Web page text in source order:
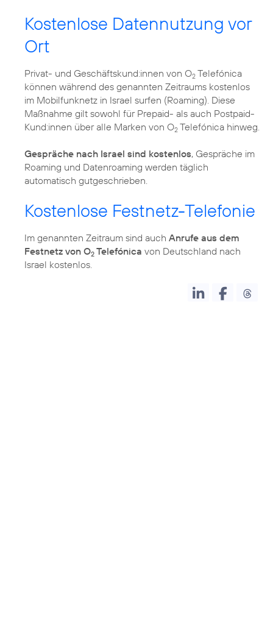
Kostenlose Datennutzung vor
Ort
Privat- und Geschäftskund:innen von O2 Telefónica
können während des genannten Zeitraums kostenlos
im Mobilfunknetz in Israel surfen (Roaming). Diese
Maßnahme gilt sowohl für Prepaid- als auch Postpaid-
Kund:innen über alle Marken von O2 Telefónica hinweg.
Gespräche nach Israel sind kostenlos, Gespräche im
Roaming und Datenroaming werden täglich
automatisch gutgeschrieben.
Kostenlose Festnetz-Telefonie
Im genannten Zeitraum sind auch Anrufe aus dem
Festnetz von O2 Telefónica von Deutschland nach
Israel kostenlos.